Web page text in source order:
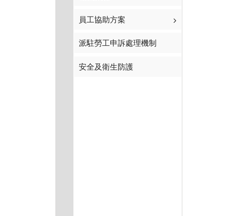
員工協助方案
派駐勞工申訴處理機制
安全及衛生防護